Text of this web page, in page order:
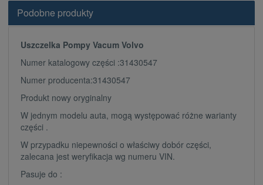
Podobne produkty
Uszczelka Pompy Vacum Volvo
Numer katalogowy części :31430547
Numer producenta:31430547
Produkt nowy oryginalny
W jednym modelu auta, mogą występować różne warianty
części .
W przypadku niepewności o właściwy dobór części,
zalecana jest weryfikacja wg numeru VIN.
Pasuje do :